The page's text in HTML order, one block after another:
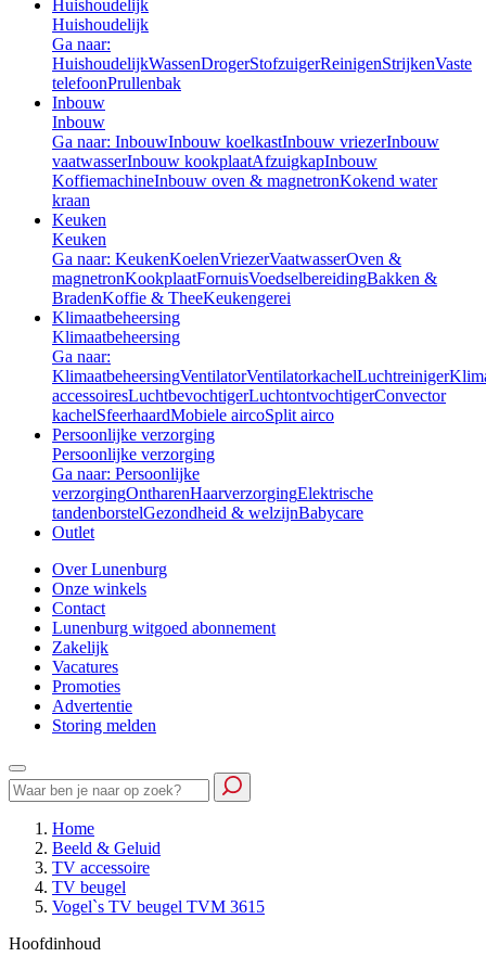
Huishoudelijk
Huishoudelijk
Ga naar:
HuishoudelijkWassenDrogerStofzuigerReinigenStrijkenVaste
telefoonPrullenbak
Inbouw
Inbouw
Ga naar: InbouwInbouw koelkastInbouw vriezerInbouw
vaatwasserInbouw kookplaatAfzuigkapInbouw
KoffiemachineInbouw oven & magnetronKokend water
kraan
Keuken
Keuken
Ga naar: KeukenKoelenVriezerVaatwasserOven &
magnetronKookplaatFornuisVoedselbereidingBakken &
BradenKoffie & TheeKeukengerei
Klimaatbeheersing
Klimaatbeheersing
Ga naar:
KlimaatbeheersingVentilatorVentilatorkachelLuchtreiniger
accessoiresLuchtbevochtigerLuchtontvochtigerConvector
kachelSfeerhaardMobiele aircoSplit airco
Persoonlijke verzorging
Persoonlijke verzorging
Ga naar: Persoonlijke
verzorgingOntharenHaarverzorgingElektrische
tandenborstelGezondheid & welzijnBabycare
Outlet
Over Lunenburg
Onze winkels
Contact
Lunenburg witgoed abonnement
Zakelijk
Vacatures
Promoties
Advertentie
Storing melden
Home
Beeld & Geluid
TV accessoire
TV beugel
Vogel`s TV beugel TVM 3615
Hoofdinhoud